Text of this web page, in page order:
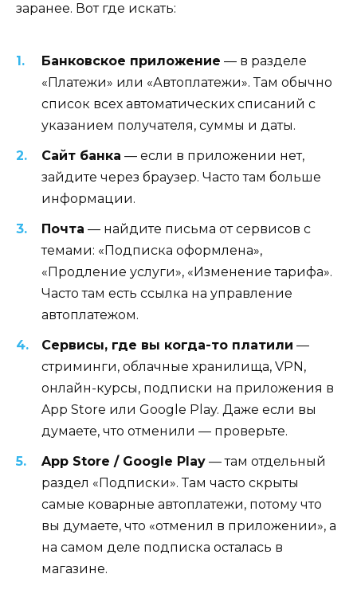
заранее. Вот где искать:
Банковское приложение — в разделе
«Платежи» или «Автоплатежи». Там обычно
список всех автоматических списаний с
указанием получателя, суммы и даты.
Сайт банка — если в приложении нет,
зайдите через браузер. Часто там больше
информации.
Почта — найдите письма от сервисов с
темами: «Подписка оформлена»,
«Продление услуги», «Изменение тарифа».
Часто там есть ссылка на управление
автоплатежом.
Сервисы, где вы когда-то платили —
стриминги, облачные хранилища, VPN,
онлайн-курсы, подписки на приложения в
App Store или Google Play. Даже если вы
думаете, что отменили — проверьте.
App Store / Google Play — там отдельный
раздел «Подписки». Там часто скрыты
самые коварные автоплатежи, потому что
вы думаете, что «отменил в приложении», а
на самом деле подписка осталась в
магазине.